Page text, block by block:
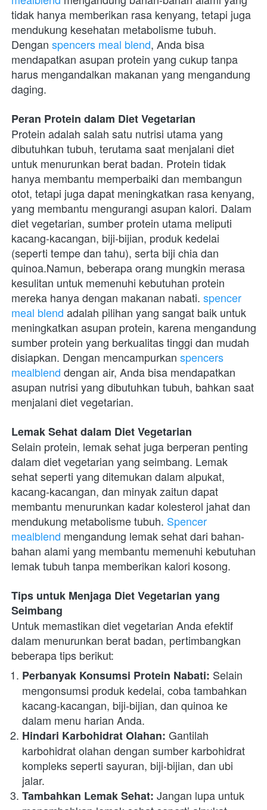
tidak hanya memberikan rasa kenyang, tetapi juga
mendukung kesehatan metabolisme tubuh.
Dengan spencers meal blend, Anda bisa
mendapatkan asupan protein yang cukup tanpa
harus mengandalkan makanan yang mengandung
daging.
Peran Protein dalam Diet Vegetarian
Protein adalah salah satu nutrisi utama yang
dibutuhkan tubuh, terutama saat menjalani diet
untuk menurunkan berat badan. Protein tidak
hanya membantu memperbaiki dan membangun
otot, tetapi juga dapat meningkatkan rasa kenyang,
yang membantu mengurangi asupan kalori. Dalam
diet vegetarian, sumber protein utama meliputi
kacang-kacangan, biji-bijian, produk kedelai
(seperti tempe dan tahu), serta biji chia dan
quinoa.Namun, beberapa orang mungkin merasa
kesulitan untuk memenuhi kebutuhan protein
mereka hanya dengan makanan nabati. spencer
meal blend adalah pilihan yang sangat baik untuk
meningkatkan asupan protein, karena mengandung
sumber protein yang berkualitas tinggi dan mudah
disiapkan. Dengan mencampurkan spencers
mealblend dengan air, Anda bisa mendapatkan
asupan nutrisi yang dibutuhkan tubuh, bahkan saat
menjalani diet vegetarian.
Lemak Sehat dalam Diet Vegetarian
Selain protein, lemak sehat juga berperan penting
dalam diet vegetarian yang seimbang. Lemak
sehat seperti yang ditemukan dalam alpukat,
kacang-kacangan, dan minyak zaitun dapat
membantu menurunkan kadar kolesterol jahat dan
mendukung metabolisme tubuh. Spencer
mealblend mengandung lemak sehat dari bahan-
bahan alami yang membantu memenuhi kebutuhan
lemak tubuh tanpa memberikan kalori kosong.
Tips untuk Menjaga Diet Vegetarian yang
Seimbang
Untuk memastikan diet vegetarian Anda efektif
dalam menurunkan berat badan, pertimbangkan
beberapa tips berikut:
Perbanyak Konsumsi Protein Nabati: Selain
mengonsumsi produk kedelai, coba tambahkan
kacang-kacangan, biji-bijian, dan quinoa ke
dalam menu harian Anda.
Hindari Karbohidrat Olahan: Gantilah
karbohidrat olahan dengan sumber karbohidrat
kompleks seperti sayuran, biji-bijian, dan ubi
jalar.
Tambahkan Lemak Sehat: Jangan lupa untuk